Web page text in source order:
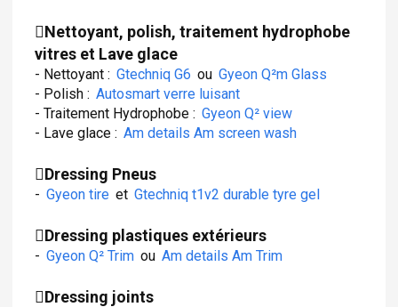
Nettoyant, polish, traitement hydrophobe
vitres et Lave glace
- Nettoyant : Gtechniq G6 ou Gyeon Q²m Glass
- Polish : Autosmart verre luisant
- Traitement Hydrophobe : Gyeon Q² view
- Lave glace : Am details Am screen wash
Dressing Pneus
- Gyeon tire et Gtechniq t1v2 durable tyre gel
Dressing plastiques extérieurs
- Gyeon Q² Trim ou Am details Am Trim
Dressing joints